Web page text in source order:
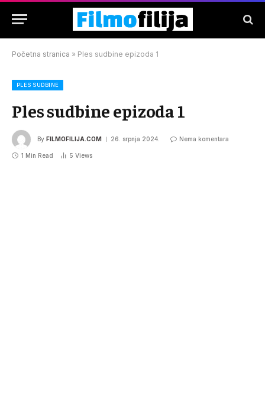
Početna stranica » Ples sudbine epizoda 1
PLES SUDBINE
Ples sudbine epizoda 1
By FILMOFILIJA.COM 26. srpnja 2024. Nema komentara
1 Min Read 5 Views